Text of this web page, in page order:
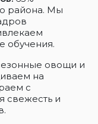
района. Мы
обучения.
овощи и
на
с
свежесть и